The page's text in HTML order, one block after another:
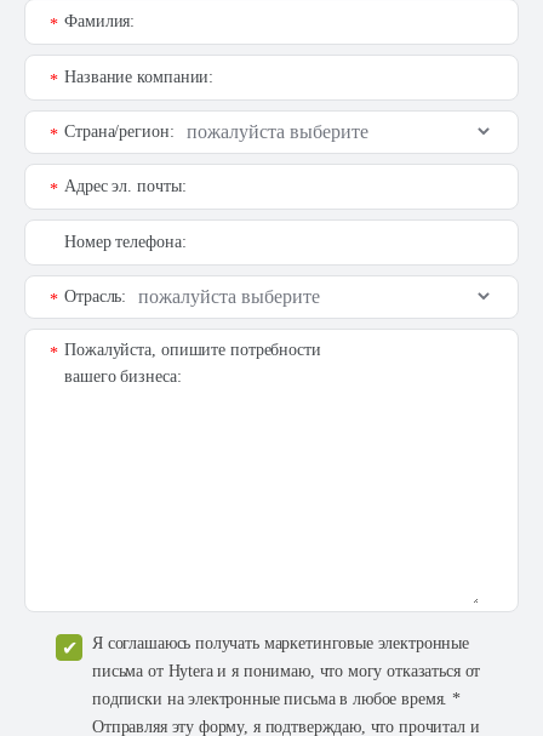
Фамилия:
*
Название компании:
*
Страна/регион:
*
Адрес эл. почты:
*
Номер телефона:
Отрасль:
*
Пожалуйста, опишите потребности
вашего бизнеса:
*
Я соглашаюсь получать маркетинговые электронные
письма от Hytera и я понимаю, что могу отказаться от
подписки на электронные письма в любое время. *
Отправляя эту форму, я подтверждаю, что прочитал и